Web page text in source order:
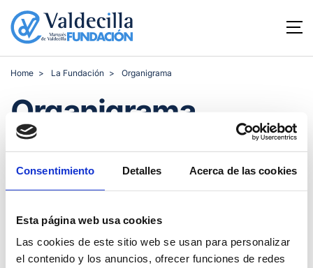
Consentimiento Detalles Acerca de las cookies
Esta página web usa cookies
Las cookies de este sitio web se usan para personalizar
el contenido y los anuncios, ofrecer funciones de redes
Home La Fundación Organigrama
Organigrama
PresentaciónHistoriaOrganigramaPatronatoOfertas de empleo